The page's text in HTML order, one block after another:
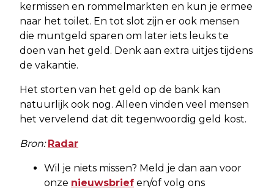
kermissen en rommelmarkten en kun je ermee
naar het toilet. En tot slot zijn er ook mensen
die muntgeld sparen om later iets leuks te
doen van het geld. Denk aan extra uitjes tijdens
de vakantie.
Het storten van het geld op de bank kan
natuurlijk ook nog. Alleen vinden veel mensen
het vervelend dat dit tegenwoordig geld kost.
Bron: Radar
Wil je niets missen? Meld je dan aan voor
onze nieuwsbrief en/of volg ons